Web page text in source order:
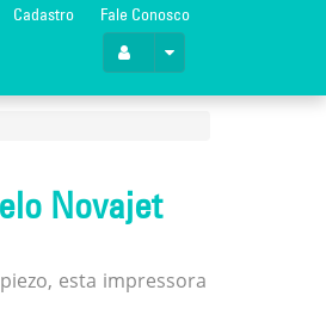
Cadastro Fale Conosco
Novajet
esta impressora